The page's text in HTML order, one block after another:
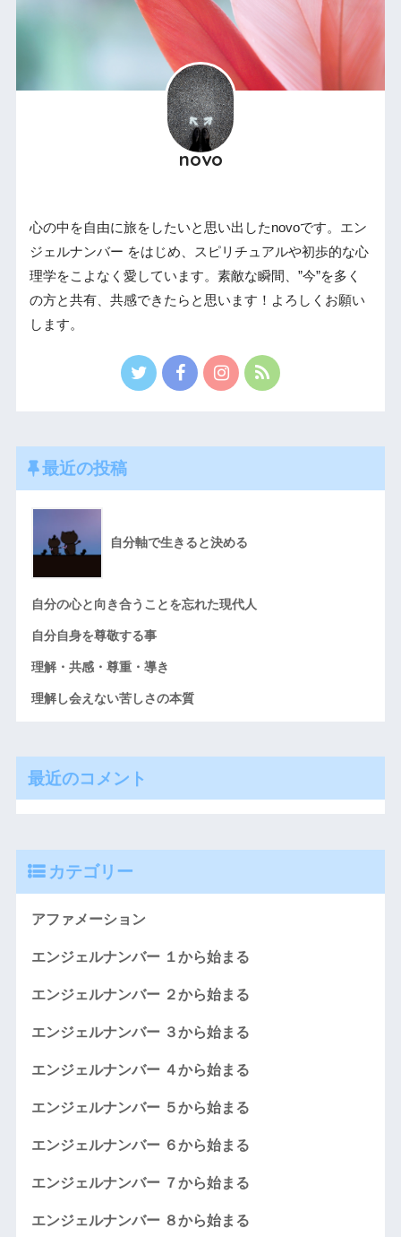
novo
心の中を自由に旅をしたいと思い出したnovoです。エン
ジェルナンバー をはじめ、スピリチュアルや初歩的な心
理学をこよなく愛しています。素敵な瞬間、”今”を多く
の方と共有、共感できたらと思います！よろしくお願い
します。
最近の投稿
自分軸で生きると決める
自分の心と向き合うことを忘れた現代人
自分自身を尊敬する事
理解・共感・尊重・導き
理解し会えない苦しさの本質
最近のコメント
カテゴリー
アファメーション
エンジェルナンバー １から始まる
エンジェルナンバー ２から始まる
エンジェルナンバー ３から始まる
エンジェルナンバー ４から始まる
エンジェルナンバー ５から始まる
エンジェルナンバー ６から始まる
エンジェルナンバー ７から始まる
エンジェルナンバー ８から始まる